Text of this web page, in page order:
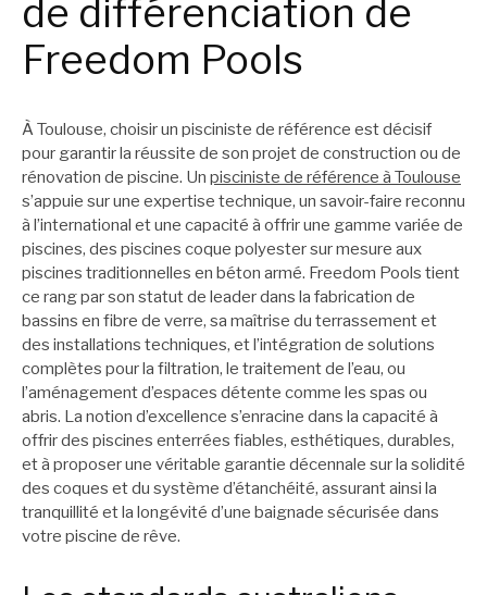
de différenciation de
Freedom Pools
À Toulouse, choisir un pisciniste de référence est décisif
pour garantir la réussite de son projet de construction ou de
rénovation de piscine. Un pisciniste de référence à Toulouse
s’appuie sur une expertise technique, un savoir-faire reconnu
à l’international et une capacité à offrir une gamme variée de
piscines, des piscines coque polyester sur mesure aux
piscines traditionnelles en béton armé. Freedom Pools tient
ce rang par son statut de leader dans la fabrication de
bassins en fibre de verre, sa maîtrise du terrassement et
des installations techniques, et l’intégration de solutions
complètes pour la filtration, le traitement de l’eau, ou
l’aménagement d’espaces détente comme les spas ou
abris. La notion d’excellence s’enracine dans la capacité à
offrir des piscines enterrées fiables, esthétiques, durables,
et à proposer une véritable garantie décennale sur la solidité
des coques et du système d’étanchéité, assurant ainsi la
tranquillité et la longévité d’une baignade sécurisée dans
votre piscine de rêve.